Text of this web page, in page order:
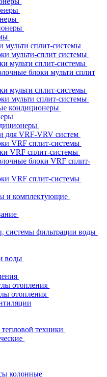
мульти сплит-системы
мульти-сплит системы
мульти сплит-системы
блоки мульти сплит
мульти сплит-системы
мульти сплит-системы
кондиционеры
для VRF-VRV систем
VRF сплит-системы
VRF сплит-системы
блоки VRF сплит-
VRF сплит-системы
и комплектующие
системы фильтрации воды
воды
отопления
отопления
техники
колонные